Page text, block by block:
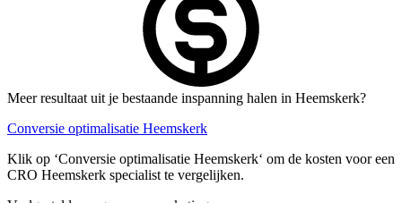
Meer resultaat uit je bestaande inspanning halen in Heemskerk?
Conversie optimalisatie Heemskerk
Klik op ‘Conversie optimalisatie Heemskerk‘ om de kosten voor een
CRO Heemskerk specialist te vergelijken.